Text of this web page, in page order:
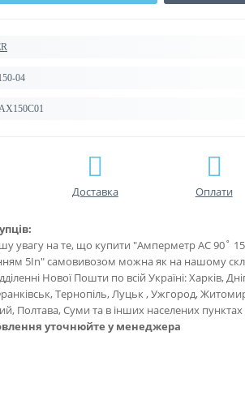
04
Доставка Оплати
увагу на те, що купити "Амперметр AC 90˚
5In" самовивозом можна як на нашому
Нової Пошти по всій Україні: Харків,
Тернопіль, Луцьк , Ужгород,
Полтава, Суми та в інших населених пунктах
уточнюйте у менеджера